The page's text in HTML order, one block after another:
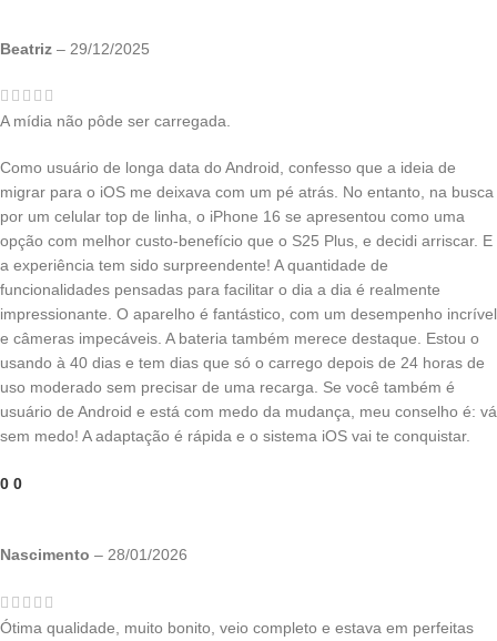
Beatriz – 29/12/2025
A mídia não pôde ser carregada.
Como usuário de longa data do Android, confesso que a ideia de
migrar para o iOS me deixava com um pé atrás. No entanto, na busca
por um celular top de linha, o iPhone 16 se apresentou como uma
opção com melhor custo-benefício que o S25 Plus, e decidi arriscar. E
a experiência tem sido surpreendente! A quantidade de
funcionalidades pensadas para facilitar o dia a dia é realmente
impressionante. O aparelho é fantástico, com um desempenho incrível
e câmeras impecáveis. A bateria também merece destaque. Estou o
usando à 40 dias e tem dias que só o carrego depois de 24 horas de
uso moderado sem precisar de uma recarga. Se você também é
usuário de Android e está com medo da mudança, meu conselho é: vá
sem medo! A adaptação é rápida e o sistema iOS vai te conquistar.
0 0
Nascimento – 28/01/2026
Ótima qualidade, muito bonito, veio completo e estava em perfeitas